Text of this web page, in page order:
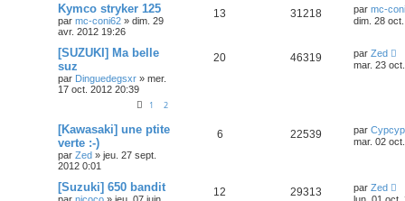
Kymco stryker 125
par mc-coni62 » dim. 29
avr. 2012 19:26
13 31218 par mc-
dim. 28
[SUZUKI] Ma belle
suz
par Dinguedegsxr » mer.
17 oct. 2012 20:39
1 2
20 46319 par Zed
mar. 23
[Kawasaki] une ptite
verte :-)
par Zed » jeu. 27 sept.
2012 0:01
6 22539 par
mar. 02
[Suzuki] 650 bandit 12 29313 par Zed